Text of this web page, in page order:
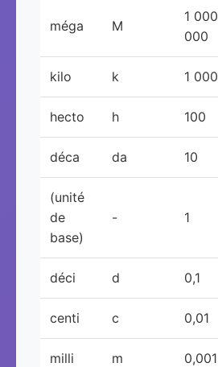
méga M
1 000
000
kilo k 1 000
hecto h 100
déca da 10
(unité
de
base)
- 1
déci d 0,1
centi c 0,01
milli m 0,001